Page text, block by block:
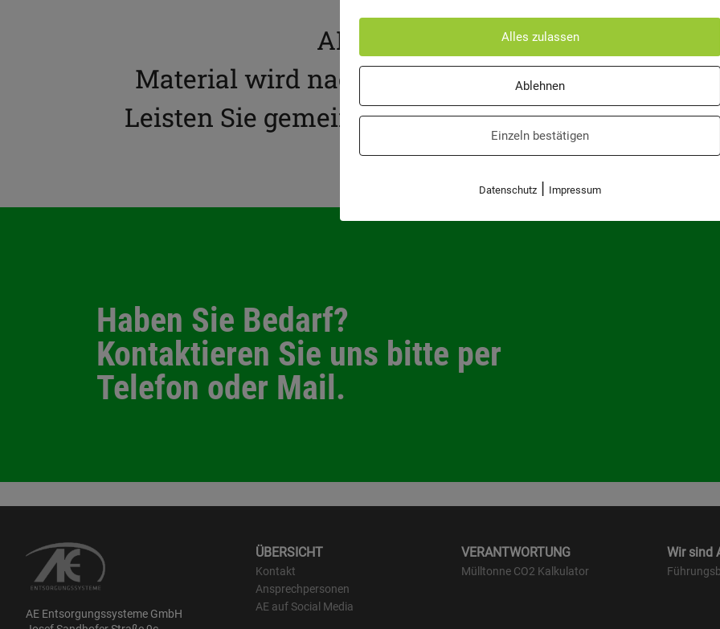
AE vermittelt gerne bei der
Material wird nach der Aufbereitung wieder
Leisten Sie gemeinsam mit uns einen Betrag
Haben Sie Bedarf?
Kontaktieren Sie uns bitte per
Telefon oder Mail.
AE Entsorgungssysteme GmbH
ÜBERSICHT
Kontakt
Ansprechpersonen
AE auf Social Media
VERANTWORTUNG
Mülltonne CO2 Kalkulator
Wir sind
Alles zulassen
Ablehnen
Einzeln bestätigen
Datenschutz | Impressum